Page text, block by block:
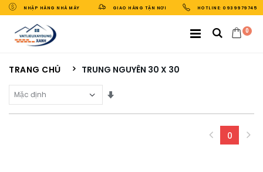
NHẬP HÀNG NHÀ MÁY GIAO HÀNG TẬN NƠI HOTLINE: 0939979745
0
TRANG CHỦ TRUNG NGUYÊN 30 X 30
Sắp Xếp Theo
0